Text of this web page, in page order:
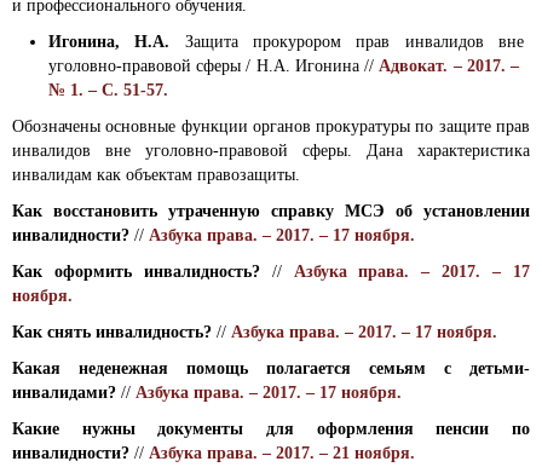
и профессионального обучения.
Игонина, Н.А. Защита прокурором прав инвалидов вне
уголовно-правовой сферы / Н.А. Игонина //Адвокат. – 2017. –
№ 1. – С. 51-57.
Обозначены основные функции органов прокуратуры по защите прав
инвалидов вне уголовно-правовой сферы. Дана характеристика
инвалидам как объектам правозащиты.
Как восстановить утраченную справку МСЭ об установлении
инвалидности? // Азбука права. – 2017. – 17 ноября.
Как оформить инвалидность?// Азбука права. – 2017. – 17
ноября.
Как снять инвалидность? // Азбука права. – 2017. – 17 ноября.
Какая неденежная помощь полагается семьям с детьми-
инвалидами? // Азбука права. – 2017. – 17 ноября.
Какие нужны документы для оформления пенсии по
инвалидности? // Азбука права. – 2017. – 21 ноября.